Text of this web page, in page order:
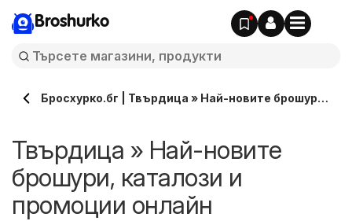
Broshurko
Бросхурко.бг | Твърдица » Най-новите брошури,
Твърдица » Най-новите
брошури, каталози и
промоции онлайн